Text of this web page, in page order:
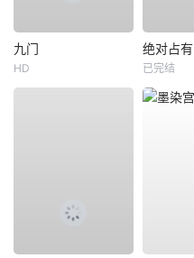
九门
HD
绝对占有
已完结